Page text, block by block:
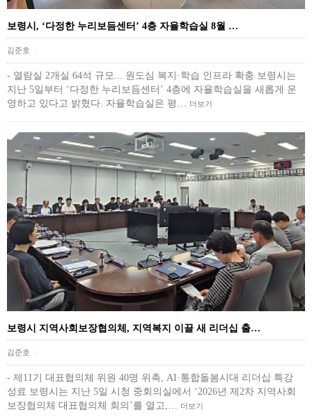
보령시, ‘다정한 누리보듬센터’ 4층 자율학습실 8월 …
김준호
- 열람실 2개실 64석 규모... 원도심 복지·학습 인프라 확충 보령시는
지난 5일부터 ‘다정한 누리보듬센터’ 4층에 자율학습실을 새롭게 운
영하고 있다고 밝혔다. 자율학습실은 평…
더보기
보령시 지역사회보장협의체, 지역복지 이끌 새 리더십 출…
김준호
- 제11기 대표협의체 위원 40명 위촉, AI·통합돌봄시대 리더십 특강
성료 보령시는 지난 5일 시청 중회의실에서 ‘2026년 제2차 지역사회
보장협의체 대표협의체 회의’를 열고,…
더보기